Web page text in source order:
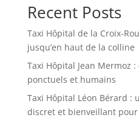
Recent Posts
Taxi Hôpital de la Croix-
jusqu’en haut de la colline
Taxi Hôpital Jean Mermoz
ponctuels et humains
Taxi Hôpital Léon Bérard :
discret et bienveillant